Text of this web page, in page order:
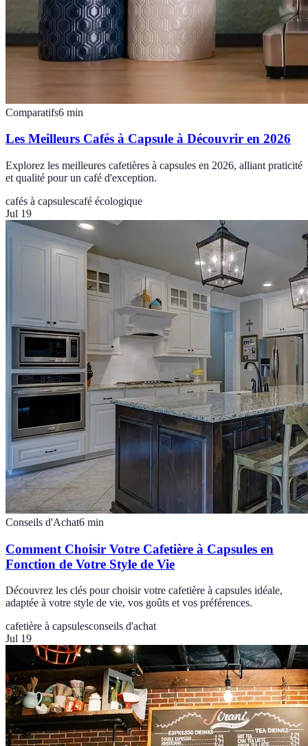
Comparatifs6 min
Les Meilleurs Cafés à Capsule à Découvrir en 2026
Explorez les meilleures cafetières à capsules en 2026, alliant praticité
et qualité pour un café d'exception.
cafés à capsulescafé écologique
Jul 19
Conseils d'Achat6 min
Comment Choisir Votre Cafetière à Capsules en
Fonction de Votre Style de Vie
Découvrez les clés pour choisir votre cafetière à capsules idéale,
adaptée à votre style de vie, vos goûts et vos préférences.
cafetière à capsulesconseils d'achat
Jul 19